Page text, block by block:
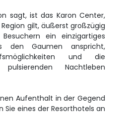
sagt, ist das Karon Center,
gilt, äußerst großzügig
ein einzigartiges
den Gaumen anspricht,
und die
Nachtleben
Aufenthalt in der Gegend
Sie eines der Resorthotels an